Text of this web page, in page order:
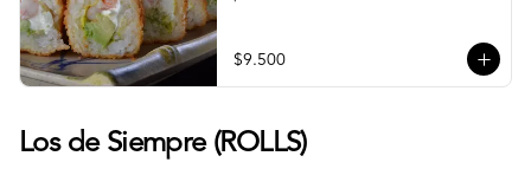
$9.500
Los de Siempre (ROLLS)